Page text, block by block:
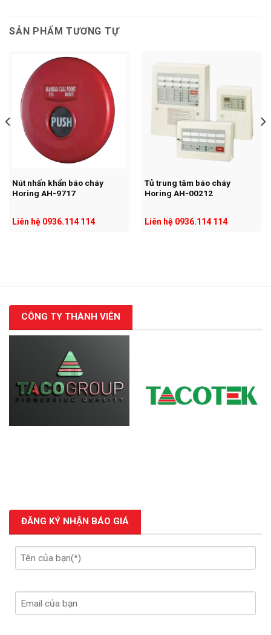
SẢN PHẨM TƯƠNG TỰ
Nút nhấn khẩn báo cháy
Horing AH-9717
Liên hệ 0936.114 114
Tủ trung tâm báo cháy
Horing AH-00212
Liên hệ 0936.114 114
CÔNG TY THÀNH VIÊN
ĐĂNG KÝ NHẬN BÁO GIÁ